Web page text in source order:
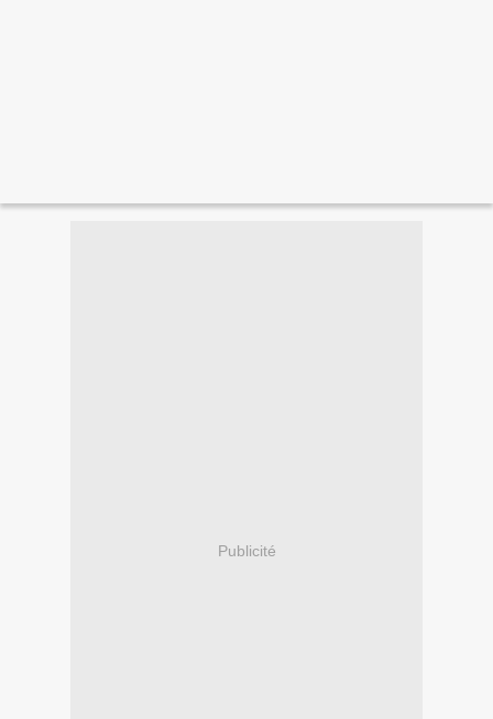
Publicité